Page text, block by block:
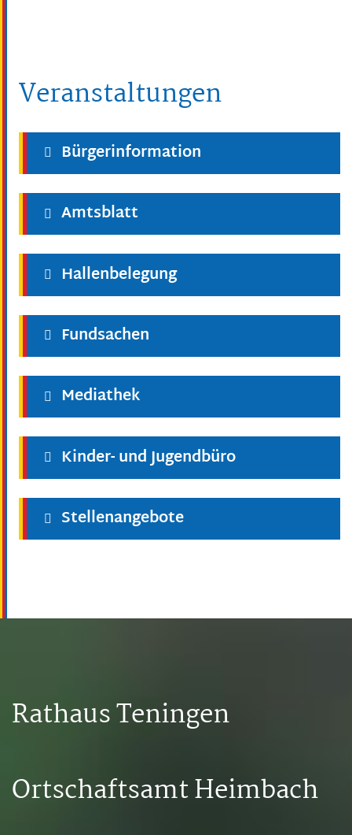
Veranstaltungen
Bürgerinformation
Amtsblatt
Hallenbelegung
Fundsachen
Mediathek
Kinder- und Jugendbüro
Stellenangebote
Rathaus Teningen
Ortschaftsamt Heimbach